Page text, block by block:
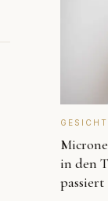
in den
passiert